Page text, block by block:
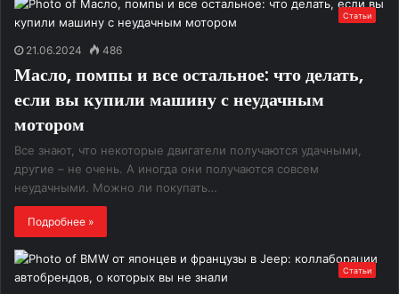
Статьи
21.06.2024 486
Масло, помпы и все остальное: что делать,
если вы купили машину с неудачным
мотором
Все знают, что некоторые двигатели получаются удачными,
другие – не очень. А иногда они получаются совсем
неудачными. Можно ли покупать…
Подробнее »
Статьи